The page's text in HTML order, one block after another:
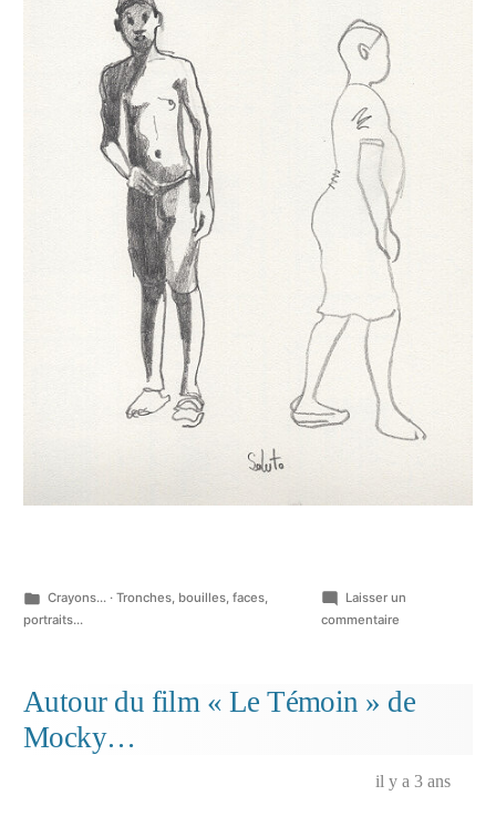
Publié
dans
Crayons... · Tronches, bouilles, faces,
portraits...
Laisser un
commentairesur
Autour du film « Le Témoin » de
Mocky…
il y a 3 ans